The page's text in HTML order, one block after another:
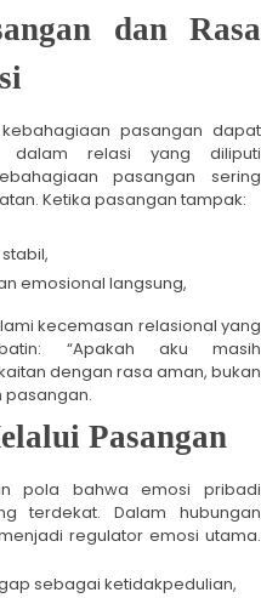
dan Rasa
pasangan dapat
dalam relasi yang diliputi
pasangan sering
Ketika pasangan tampak:
emosional langsung,
kecemasan relasional yang
“Apakah aku masih
dengan rasa aman, bukan
pasangan.
Pasangan
pola bahwa emosi pribadi
terdekat. Dalam hubungan
regulator emosi utama.
sebagai ketidakpedulian,